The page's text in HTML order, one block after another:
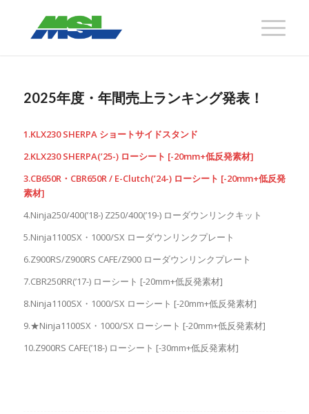
2025年度・年間売上ランキング発表！
1.KLX230 SHERPA ショートサイドスタンド
2.KLX230 SHERPA(’25-) ローシート [-20mm+低反発素材]
3.CB650R・CBR650R / E-Clutch(’24-) ローシート [-20mm+低反発
素材]
4.Ninja250/400(’18-) Z250/400(’19-) ローダウンリンクキット
5.Ninja1100SX・1000/SX ローダウンリンクプレート
6.Z900RS/Z900RS CAFE/Z900 ローダウンリンクプレート
7.CBR250RR(’17-) ローシート [-20mm+低反発素材]
8.Ninja1100SX・1000/SX ローシート [-20mm+低反発素材]
9.★Ninja1100SX・1000/SX ローシート [-20mm+低反発素材]
10.Z900RS CAFE(’18-) ローシート [-30mm+低反発素材]